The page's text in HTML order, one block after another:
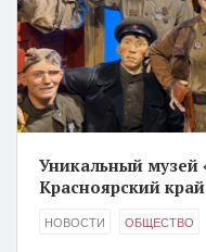
Уникальный музей
Красноярский край
НОВОСТИ ОБЩЕСТВО